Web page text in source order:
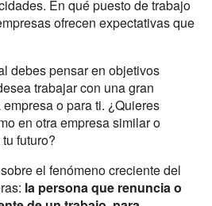
En qué puesto de trabajo
ofrecen expectativas que
debes pensar en objetivos
trabajar con una gran
o para ti. ¿Quieres
en otra empresa similar o
futuro?
el fenómeno creciente del
la persona que renuncia o